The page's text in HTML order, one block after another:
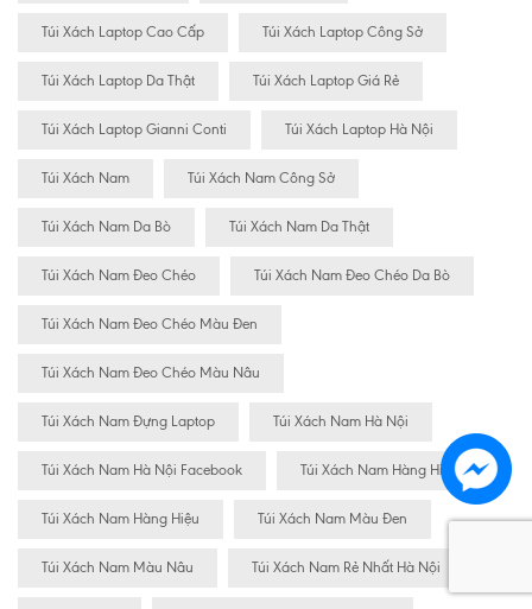
Túi Xách Laptop Cao Cấp Túi Xách Laptop Công Sở
Túi Xách Laptop Da Thật Túi Xách Laptop Giá Rẻ
Túi Xách Laptop Gianni Conti Túi Xách Laptop Hà Nội
Túi Xách Nam Túi Xách Nam Công Sở
Túi Xách Nam Da Bò Túi Xách Nam Da Thật
Túi Xách Nam Đeo Chéo Túi Xách Nam Đeo Chéo Da Bò
Túi Xách Nam Đeo Chéo Màu Đen
Túi Xách Nam Đeo Chéo Màu Nâu
Túi Xách Nam Đựng Laptop Túi Xách Nam Hà Nội
Túi Xách Nam Hà Nội Facebook Túi Xách Nam Hàng Hiêu
Túi Xách Nam Hàng Hiệu Túi Xách Nam Màu Đen
Túi Xách Nam Màu Nâu Túi Xách Nam Rẻ Nhất Hà Nội